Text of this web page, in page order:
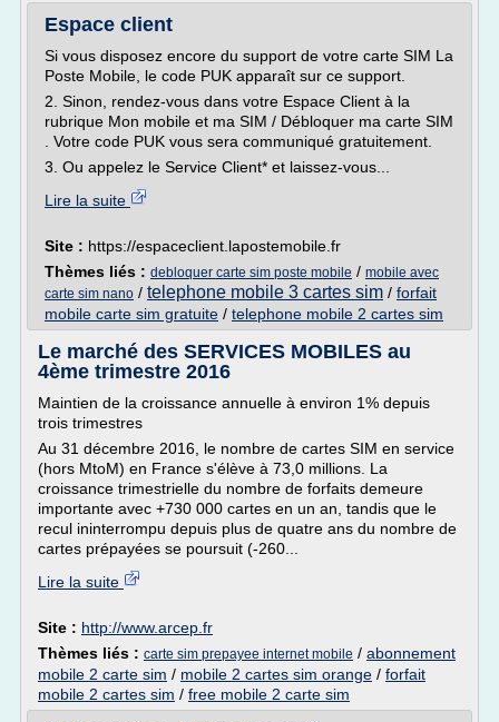
Espace client
Si vous disposez encore du support de votre carte SIM La
Poste Mobile, le code PUK apparaît sur ce support.
2. Sinon, rendez-vous dans votre Espace Client à la
rubrique Mon mobile et ma SIM / Débloquer ma carte SIM
. Votre code PUK vous sera communiqué gratuitement.
3. Ou appelez le Service Client* et laissez-vous...
Lire la suite
Site : https://espaceclient.lapostemobile.fr
Thèmes liés : debloquer carte sim poste mobile / mobile avec
carte sim nano / telephone mobile 3 cartes sim / forfait
mobile carte sim gratuite / telephone mobile 2 cartes sim
Le marché des SERVICES MOBILES au
4ème trimestre 2016
Maintien de la croissance annuelle à environ 1% depuis
trois trimestres
Au 31 décembre 2016, le nombre de cartes SIM en service
(hors MtoM) en France s'élève à 73,0 millions. La
croissance trimestrielle du nombre de forfaits demeure
importante avec +730 000 cartes en un an, tandis que le
recul ininterrompu depuis plus de quatre ans du nombre de
cartes prépayées se poursuit (-260...
Lire la suite
Site : http://www.arcep.fr
Thèmes liés : carte sim prepayee internet mobile / abonnement
mobile 2 carte sim / mobile 2 cartes sim orange / forfait
mobile 2 cartes sim / free mobile 2 carte sim